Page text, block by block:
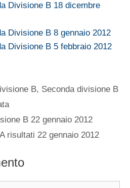
Divisione B 18 dicembre
Divisione B 8 gennaio 2012
Divisione B 5 febbraio 2012
B, Seconda divisione B
B 22 gennaio 2012
risultati 22 gennaio 2012